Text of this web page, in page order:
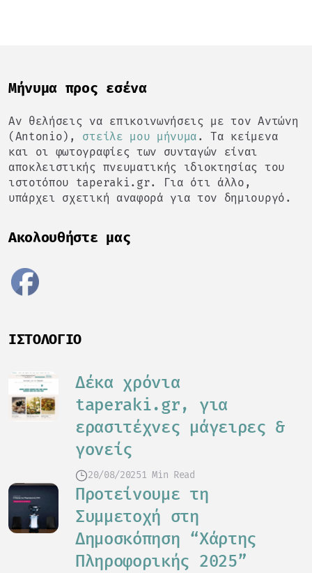
Mήνυμα προς εσένα
Αν θελήσεις να επικοινωνήσεις με τον Αντώνη
(Antonio), στείλε μου μήνυμα . Τα κείμενα
και οι φωτογραφίες των συνταγών είναι
αποκλειστικής πνευματικής ιδιοκτησίας του
ιστοτόπου taperaki.gr. Για ότι άλλο,
υπάρχει σχετική αναφορά για τον δημιουργό.
Ακολουθήστε μας
ΙΣΤΟΛΌΓΙΟ
Δέκα χρόνια
taperaki.gr, για
ερασιτέχνες μάγειρες &
γονείς
20/08/20251 Min Read
Προτείνουμε τη
Συμμετοχή στη
Δημοσκόπηση “Χάρτης
Πληροφορικής 2025”